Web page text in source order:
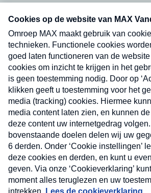
Neem hier een gratis
nieuwsbrief. Elke vrijdag- en
uw mailbox.
Nieuwsbrief
Neem hier een gratis abonnement
nieuwsbrief. Elke vrijdag- en